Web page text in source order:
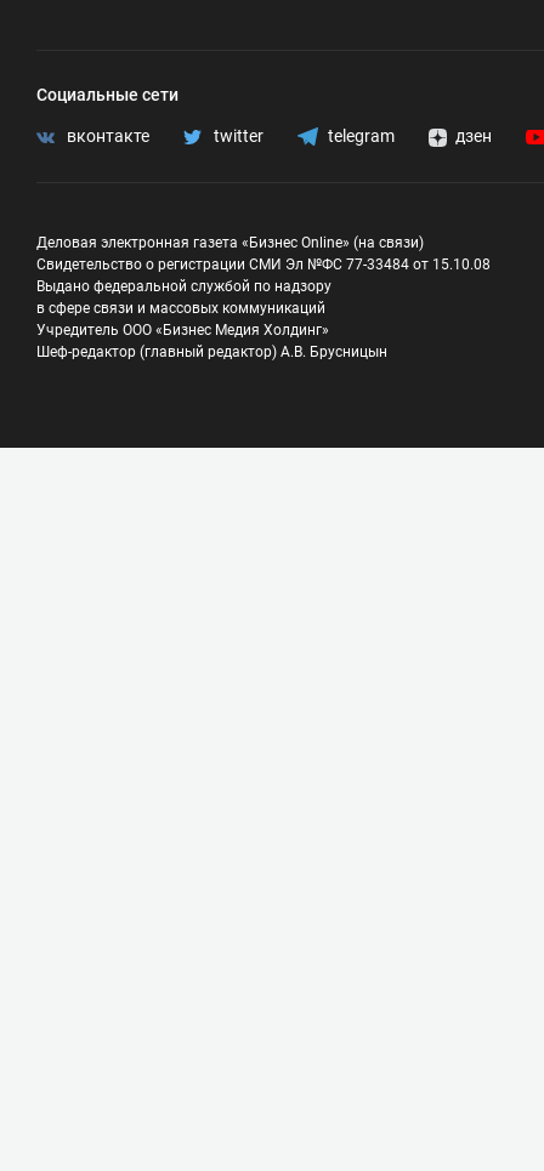
Социальные сети
вконтакте twitter telegram дзен
Деловая электронная газета «Бизнес Online» (на связи)
Свидетельство о регистрации СМИ Эл №ФС 77-33484 от 15.10.08
Выдано федеральной службой по надзору
в сфере связи и массовых коммуникаций
Учредитель ООО «Бизнес Медия Холдинг»
Шеф-редактор (главный редактор) А.В. Брусницын